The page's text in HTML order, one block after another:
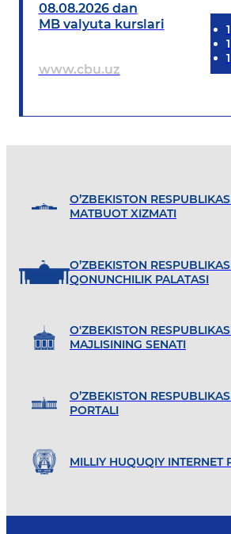
08.08.2026 dan
MB valyuta kurslari
www.cbu.uz
1
1
1
O’ZBEKISTON
MATBUOT XIZMATI
O’ZBEKISTON
QONUNCHILIK PALATASI
O'ZBEKISTON
MAJLISINING SENATI
O’ZBEKISTON
PORTALI
MILLIY HUQUQIY INTERNET